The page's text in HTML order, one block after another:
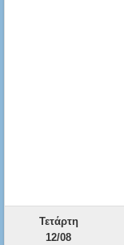
Τετάρτη
12/08